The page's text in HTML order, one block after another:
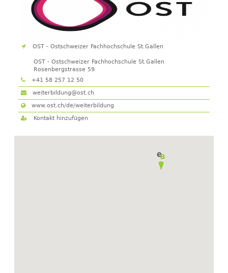
OST - Ostschweizer Fachhochschule St.Gallen
OST - Ostschweizer Fachhochschule St.Gallen
Rosenbergstrasse 59
9001 St.Gallen
+41 58 257 12 50
weiterbildung@ost.ch
www.ost.ch/de/weiterbildung
Kontakt hinzufügen